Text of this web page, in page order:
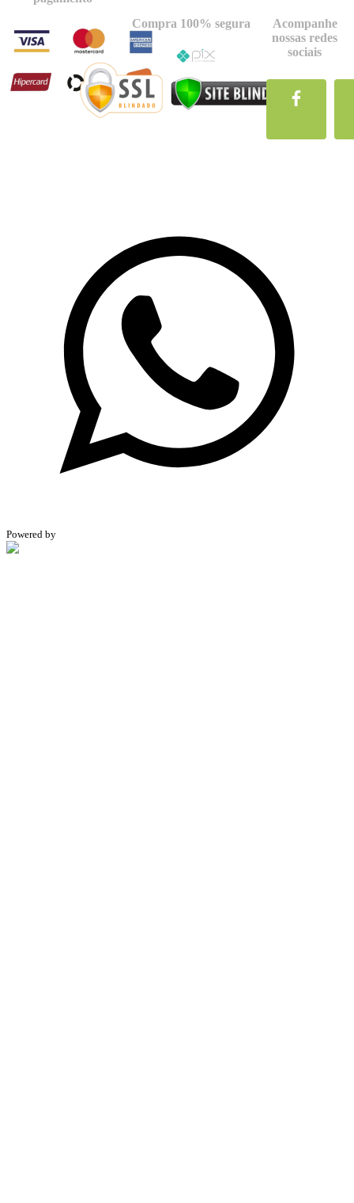
Compra 100% segura
Acompanhe
nossas redes
sociais
Powered by